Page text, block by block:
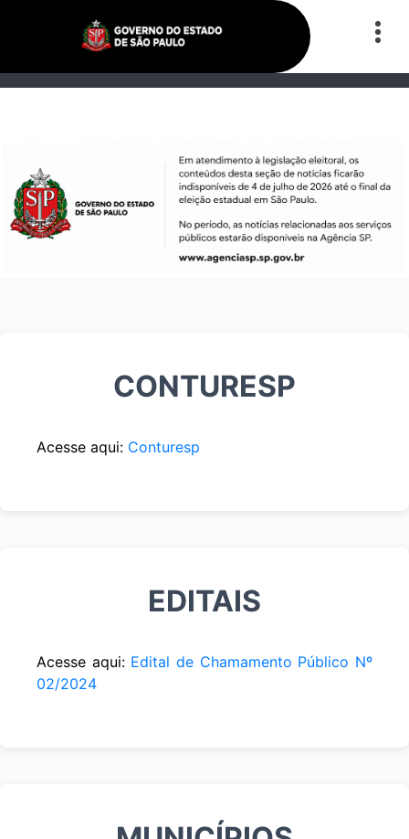
CONTURESP
Acesse aqui: Conturesp
EDITAIS
Acesse aqui: Edital de Chamamento Público Nº
02/2024